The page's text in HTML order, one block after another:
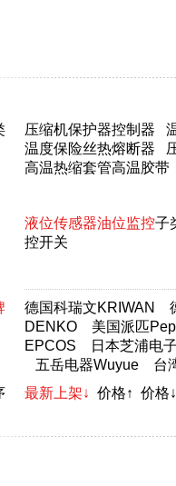
压缩机保护器控制器
温度保险丝热熔断器
高温热缩套管高温胶带
液位传感器油位监控子
控开关
德国科瑞文KRIWAN
DENKO
美国派匹
EPCOS
日本芝浦电
五岳电器Wuyue
台
最新上架↓ 价格↑ 价格↓